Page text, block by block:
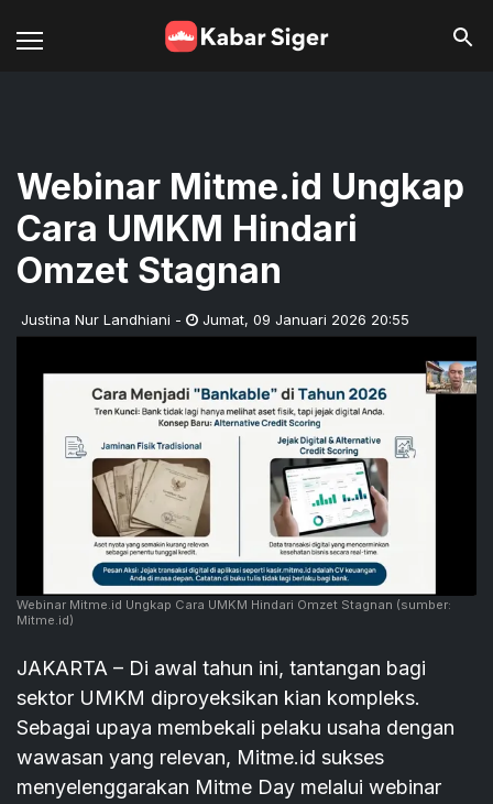
Webinar Mitme.id Ungkap
Cara UMKM Hindari
Omzet Stagnan
Justina Nur Landhiani - Jumat, 09 Januari 2026 20:55
Webinar Mitme.id Ungkap Cara UMKM Hindari Omzet Stagnan (sumber:
Mitme.id)
JAKARTA – Di awal tahun ini, tantangan bagi
sektor UMKM diproyeksikan kian kompleks.
Sebagai upaya membekali pelaku usaha dengan
wawasan yang relevan, Mitme.id sukses
menyelenggarakan Mitme Day melalui webinar